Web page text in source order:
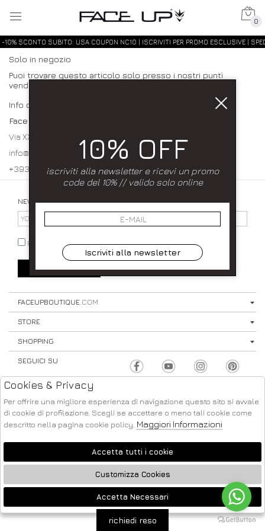
0
-10% SCONTO SUBITO: USA COUPON NC10 | ISCRIVITI PER PROMO ESCLUSIVE |
Solo in negozio
Puoi trovare questo articolo solo presso i nostri punti
vendita:
Info contatti
Face up
Via XXXI Maggio 23/25 80027 Frattamaggiore (NA)
info@faceupboutique.com, faceupnegozio@gmail.com
+393920340990 0818312915
NEWSLETTER
PRIVACY POLICY
SIGN UP ⟩
FACEUPBOUTIQUE.COM
STORE
SHOPPING
SEGUICI SU
2026 FACE UP - P.IVA : 04220371217 POWERED BY
ATELIER
SOCIETÀ
🍪
10% OFF
iscriviti alla newsletter e ricevi un promo
code del 10% // valido solo online
Iscriviti alla newsletter
richiedi reso
Cookies & Privacy
Per offrire una migliore esperienza di navigazione questo sito si avvale
di cookie di profilazione. Scegli se accettare o meno tali cookie come
descritto nella pagina cookie policy. Maggiori Informazioni
Accetta tutti i cookie
Customizza Cookies
Accetta Necessari